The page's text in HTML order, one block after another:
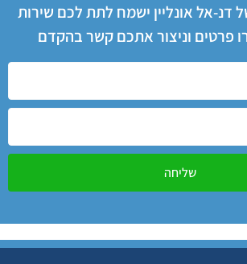
דנ-אל אונליין ישמח לתת לכם שירות
פרטים וניצור אתכם קשר בהקדם
שליחה